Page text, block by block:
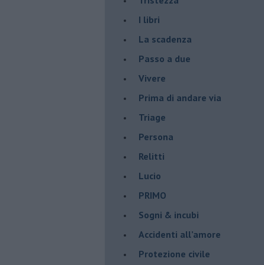
I libri
La scadenza
Passo a due
Vivere
Prima di andare via
Triage
Persona
Relitti
Lucio
PRIMO
Sogni & incubi
Accidenti all’amore
Protezione civile